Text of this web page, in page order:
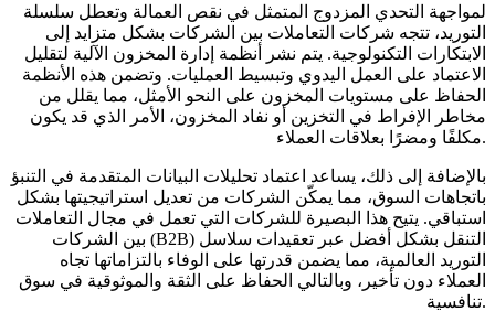
لمواجهة التحدي المزدوج المتمثل في نقص العمالة وتعطل سلسلة
التوريد، تتجه شركات التعاملات بين الشركات بشكل متزايد إلى
الابتكارات التكنولوجية. يتم نشر أنظمة إدارة المخزون الآلية لتقليل
الاعتماد على العمل اليدوي وتبسيط العمليات. وتضمن هذه الأنظمة
الحفاظ على مستويات المخزون على النحو الأمثل، مما يقلل من
مخاطر الإفراط في التخزين أو نفاد المخزون، الأمر الذي قد يكون
مكلفًا ومضرًا بعلاقات العملاء.
بالإضافة إلى ذلك، يساعد اعتماد تحليلات البيانات المتقدمة في التنبؤ
باتجاهات السوق، مما يمكّن الشركات من تعديل استراتيجيتها بشكل
استباقي. يتيح هذا البصيرة للشركات التي تعمل في مجال التعاملات
بين الشركات (B2B) التنقل بشكل أفضل عبر تعقيدات سلاسل
التوريد العالمية، مما يضمن قدرتها على الوفاء بالتزاماتها تجاه
العملاء دون تأخير، وبالتالي الحفاظ على الثقة والموثوقية في سوق
تنافسية.